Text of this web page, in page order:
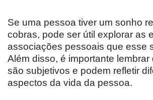
Se uma pessoa tiver um sonho
cobras, pode ser útil explorar as
associações pessoais que esse
Além disso, é importante
são subjetivos e podem refletir
aspectos da vida da pessoa.